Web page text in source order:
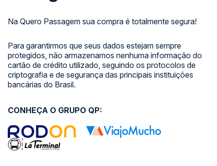
Na Quero Passagem sua compra é totalmente segura!
Para garantirmos que seus dados estejam sempre
protegidos, não armazenamos nenhuma informação do
cartão de crédito utilizado, seguindo os protocolos de
criptografia e de segurança das principais instituições
bancárias do Brasil.
CONHEÇA O GRUPO QP: